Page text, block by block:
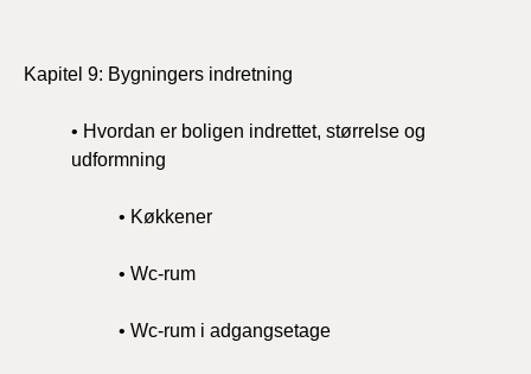
Kapitel 9: Bygningers indretning
• Hvordan er boligen indrettet, størrelse og
udformning
• Køkkener
• Wc-rum
• Wc-rum i adgangsetage